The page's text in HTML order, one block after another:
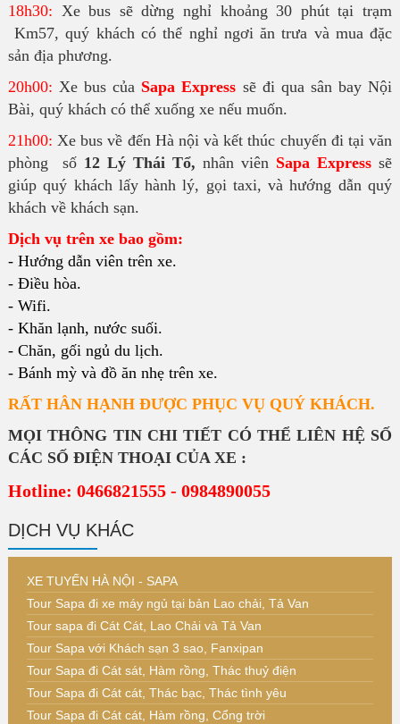
18h30: Xe bus sẽ dừng nghỉ khoảng 30 phút tại trạm
Km57, quý khách có thể nghỉ ngơi ăn trưa và mua đặc
sản địa phương.
20h00: Xe bus của Sapa Express sẽ đi qua sân bay Nội
Bài, quý khách có thể xuống xe nếu muốn.
21h00:Xe bus về đến Hà nội và kết thúc chuyến đi tại văn
phòng số12 Lý Thái Tổ,nhân viên Sapa Express sẽ
giúp quý khách lấy hành lý, gọi taxi, và hướng dẫn quý
khách về khách sạn.
Dịch vụ trên xe bao gồm:
- Hướng dẫn viên trên xe.
- Điều hòa.
- Wifi.
- Khăn lạnh, nước suối.
- Chăn, gối ngủ du lịch.
- Bánh mỳ và đồ ăn nhẹ trên xe.
RẤT HÂN HẠNH ĐƯỢC PHỤC VỤ QUÝ KHÁCH.
MỌI THÔNG TIN CHI TIẾT CÓ THỂ LIÊN HỆ SỐ
CÁC SỐ ĐIỆN THOẠI CỦA XE :
Hotline: 0466821555 - 0984890055
DỊCH VỤ KHÁC
XE TUYẾN HÀ NỘI - SAPA
Tour Sapa đi xe máy ngủ tại bản Lao chải, Tả Van
Tour sapa đi Cát Cát, Lao Chải và Tả Van
Tour Sapa với Khách sạn 3 sao, Fanxipan
Tour Sapa đi Cát sát, Hàm rồng, Thác thuỷ điện
Tour Sapa đi Cát cát, Thác bạc, Thác tình yêu
Tour Sapa đi Cát cát, Hàm rồng, Cổng trời